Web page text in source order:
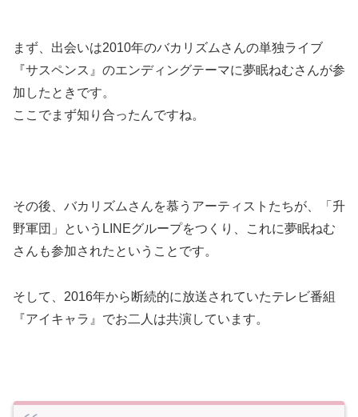
まず、出会いは2010年のバカリズムさんの単独ライブ
『サスペンス』のエンディングテーマに夢眠ねむさんが参
加したときです。
ここでまず知り合ったんですね。
その後、バカリズムさんを慕うアーティストたちが、「升
野軍団」というLINEグループをつくり、これに夢眠ねむ
さんも参加されたということです。
そして、2016年から断続的に放送されていたテレビ番組
『アイキャラ』でお二人は共演しています。